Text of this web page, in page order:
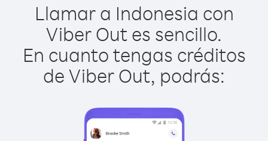
Llamar a Indonesia con
Viber Out es sencillo.
En cuanto tengas créditos
de Viber Out, podrás: